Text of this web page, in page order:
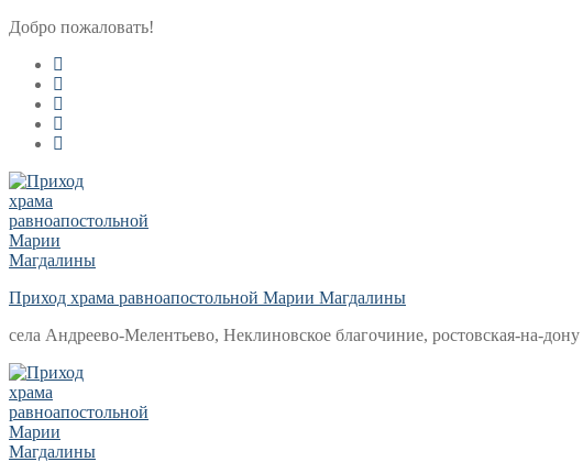
Перейти
содержимому
Меню
Закрыть
Добро пожаловать!
Приход храма равноапостольной Марии Магдалины
села Андреево-Мелентьево, Неклиновское благочиние, ростовская-на-